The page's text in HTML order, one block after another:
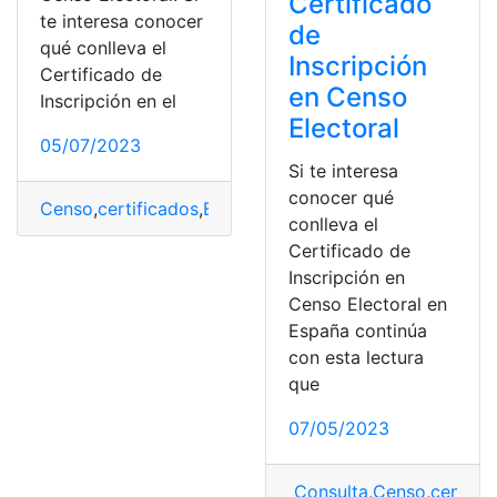
te interesa conocer
qué conlleva el
Certificado de
Inscripción en el
05/07/2023
Censo,certificados,España obligación electoral
de
Inscripción
en Censo
Electoral
Si te interesa
conocer qué
conlleva el
Certificado de
Inscripción en
Censo Electoral en
España continúa
con esta lectura
que
07/05/2023
Consulta,Censo,censo